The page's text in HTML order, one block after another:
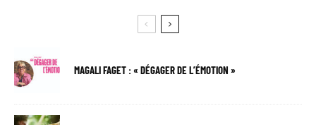
MAGALI FAGET : « DÉGAGER DE L’ÉMOTION »